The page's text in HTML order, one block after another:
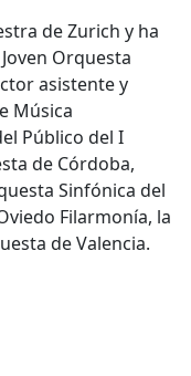
de Zurich y ha
Orquesta
asistente y
Música
Público del I
de Córdoba,
Sinfónica del
Filarmonía, la
de Valencia.